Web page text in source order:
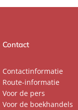
Contact
Contactinformatie
Route-informatie
Voor de pers
Voor de boekhandels